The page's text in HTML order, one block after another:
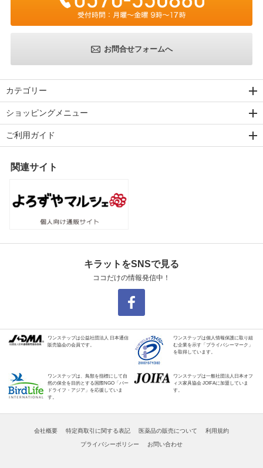
お問合せフォームへ
カテゴリー
ショッピングメニュー
ご利用ガイド
関連サイト
キラットをSNSで見る
ココだけの情報発信中！
ワンステップは公益社団法人 日本通信
販売協会の会員です。
ワンステップは個人情報保護に取り組
む企業を示す「プライバシーマーク」
を取得しています。
ワンステップは、鳥類を指標にして自
然の保全を目的とする国際NGO「バー
ドライフ・アジア」を応援していま
す。
ワンステップは一般社団法人日本オフ
ィス家具協会 JOIFAに加盟していま
す。
会社概要 特定商取引に関する表記 医薬品の販売について 利用規約
プライバシーポリシー お問い合わせ